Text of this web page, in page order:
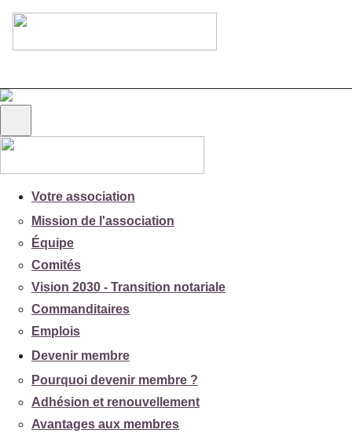
Votre association
Mission de l'association
Équipe
Comités
Vision 2030 - Transition notariale
Commanditaires
Emplois
Devenir membre
Pourquoi devenir membre ?
Adhésion et renouvellement
Avantages aux membres